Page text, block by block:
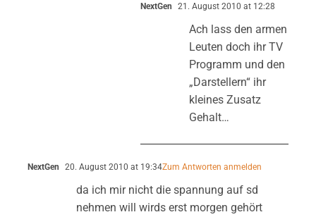
NextGen 21. August 2010 at 12:28
Ach lass den armen
Leuten doch ihr TV
Programm und den
„Darstellern“ ihr
kleines Zusatz
Gehalt…
NextGen 20. August 2010 at 19:34Zum Antworten anmelden
da ich mir nicht die spannung auf sd
nehmen will wirds erst morgen gehört